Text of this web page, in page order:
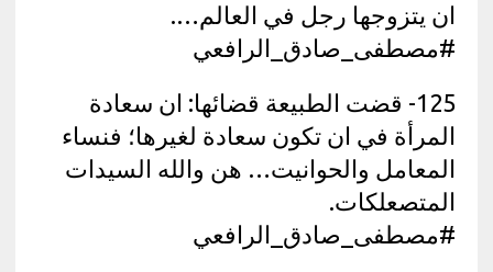
ان يتزوجها رجل في العالم….
#مصطفى_صادق_الرافعي
125- قضت الطبيعة قضائها: ان سعادة
المرأة في ان تكون سعادة لغيرها؛ فنساء
المعامل والحوانيت… هن والله السيدات
المتصعلكات.
#مصطفى_صادق_الرافعي